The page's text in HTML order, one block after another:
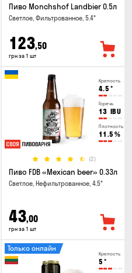
Пиво Monchshof Landbier 0.5л
Светлое, Фильтрованное, 5.4°
123,50
грн за 1 шт
Крепость
4.5 °
Горечь
13 IBU
Плотность
11.5 %
(2)
Пиво FDB «Mexican beer» 0.33л
Светлое, Нефильтрованное, 4.5°
43,00
грн за 1 шт
Крепость
5 °
Только онлайн